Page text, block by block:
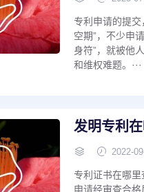
专利申请的提
空期”，不少申
身符”，就被他
和维权难题。···
发明专利
2022-
专利证书在哪里
申请经审查合格